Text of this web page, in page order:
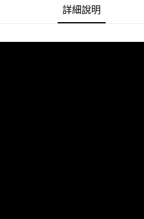
易，需依本服務之必要範圍內提供個人
權轉讓予恩沛科技股份有限公司。
詳細說明